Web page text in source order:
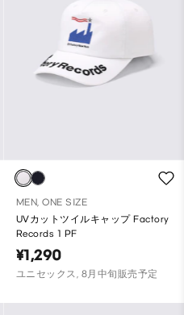
MEN, ONE SIZE
UVカットツイルキャップ Factory
Records 1 PF
¥1,290
ユニセックス, 8月中旬販売予定